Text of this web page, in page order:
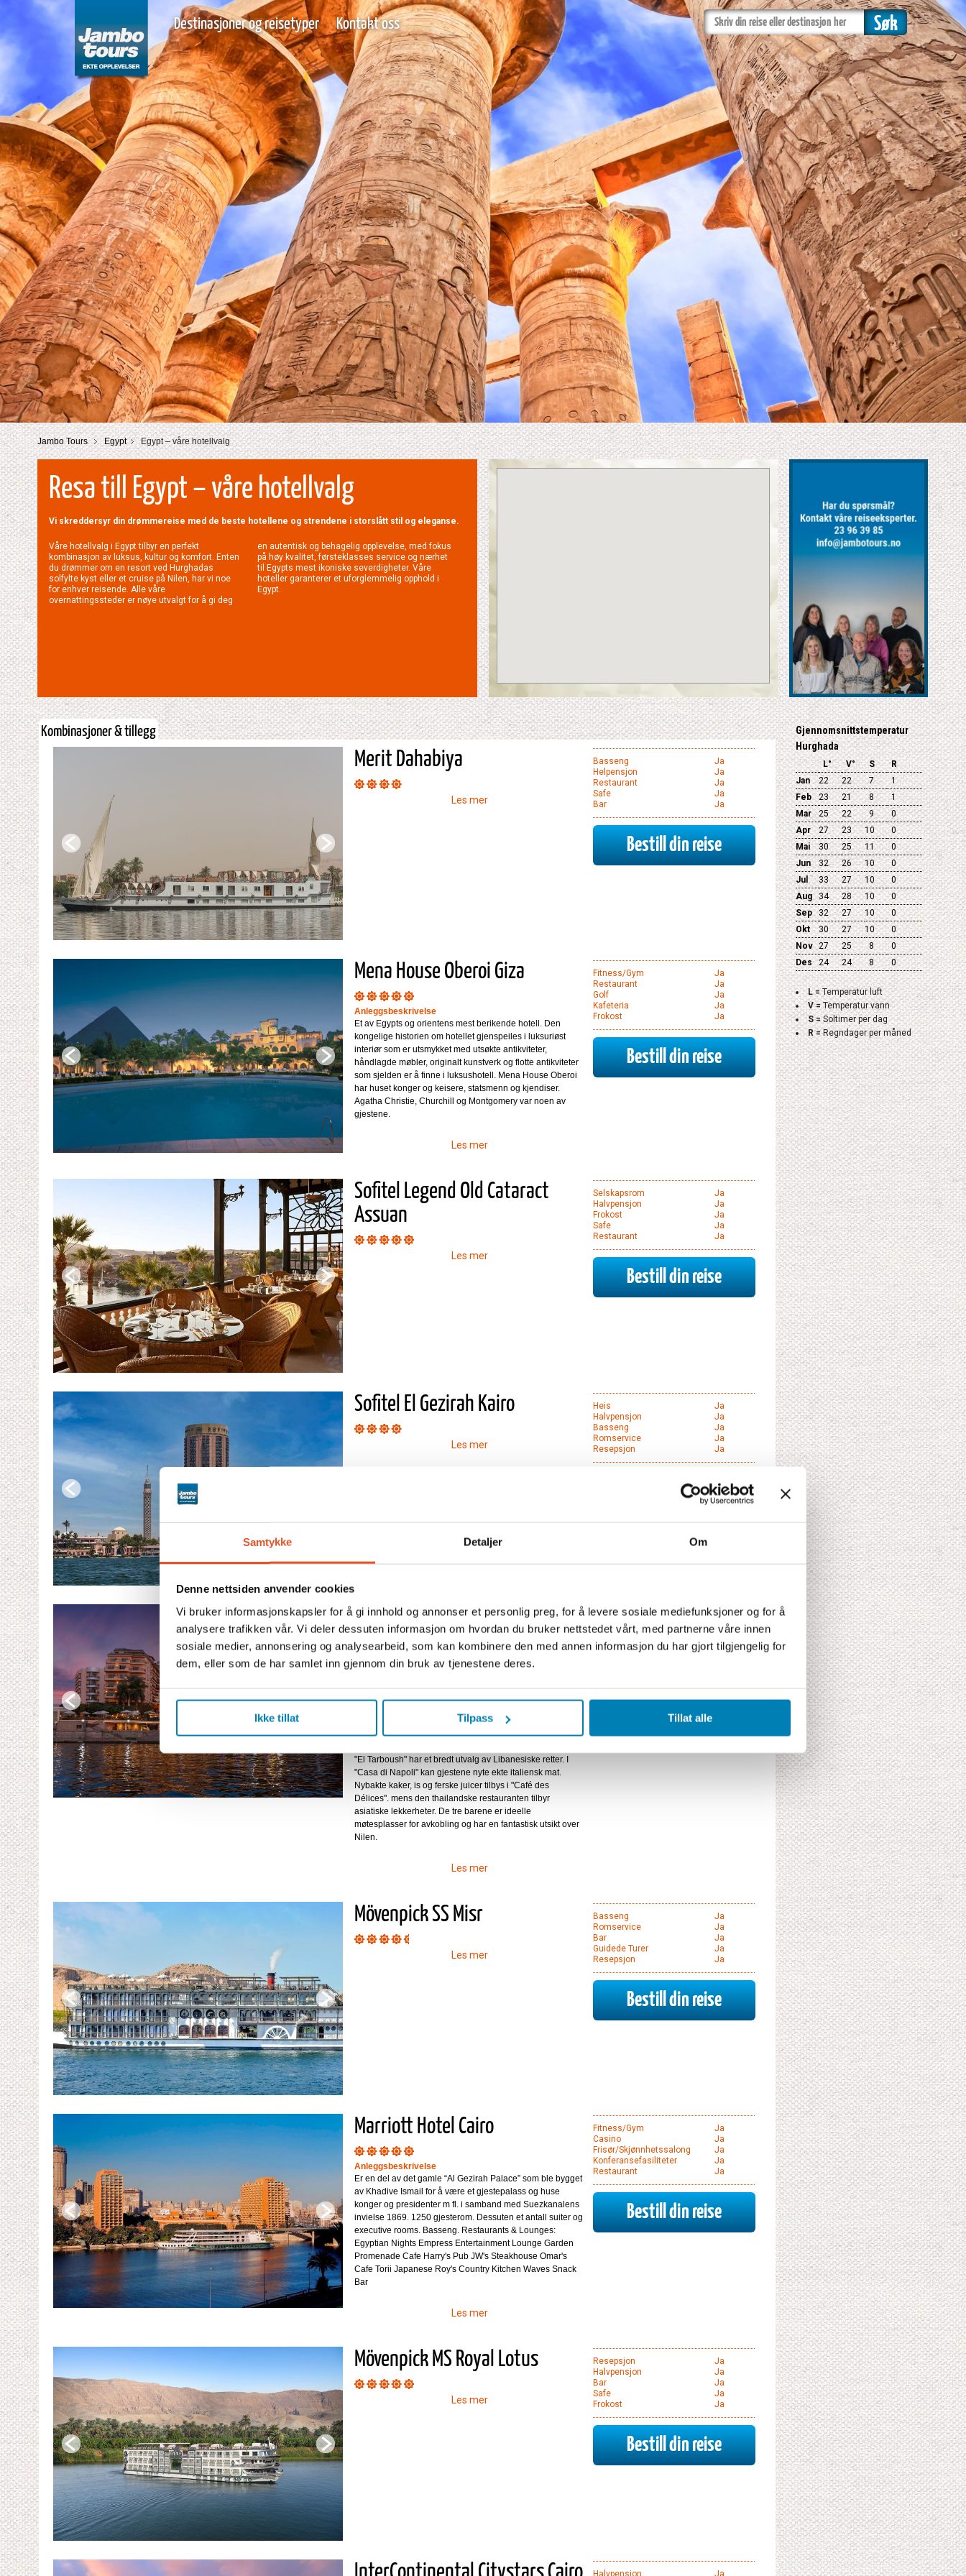
Samtykke Detaljer Om
Denne nettsiden anvender cookies
Vi bruker informasjonskapsler for å gi innhold og annonser et personlig preg, for å levere sosiale mediefunksjoner og for å
analysere trafikken vår. Vi deler dessuten informasjon om hvordan du bruker nettstedet vårt, med partnerne våre innen
sosiale medier, annonsering og analysearbeid, som kan kombinere den med annen informasjon du har gjort tilgjengelig for
dem, eller som de har samlet inn gjennom din bruk av tjenestene deres.
Ikke tillat Tilpass Tillat alle
Destinasjoner og reisetyper Kontakt oss
Jambo Tours Egypt Egypt – våre hotellvalg
Resa till Egypt – våre hotellvalg
Vi skreddersyr din drømmereise med de beste hotellene og strendene i storslått stil og eleganse.
Våre hotellvalg i Egypt tilbyr en perfekt
kombinasjon av luksus, kultur og komfort. Enten
du drømmer om en resort ved Hurghadas
solfylte kyst eller et cruise på Nilen, har vi noe
for enhver reisende. Alle våre
overnattingssteder er nøye utvalgt for å gi deg
en autentisk og behagelig opplevelse, med fokus
på høy kvalitet, førsteklasses service og nærhet
til Egypts mest ikoniske severdigheter. Våre
hoteller garanterer et uforglemmelig opphold i
Egypt.
Kombinasjoner & tillegg
Merit Dahabiya
Les mer
Basseng
Ja
Helpensjon
Ja
Restaurant
Ja
Safe
Ja
Bar
Ja
Bestill din reise
Mena House Oberoi Giza
Anleggsbeskrivelse
Et av Egypts og orientens mest berikende hotell. Den
kongelige historien om hotellet gjenspeiles i luksuriøst
interiør som er utsmykket med utsøkte antikviteter,
håndlagde møbler, originalt kunstverk og flotte antikviteter
som sjelden er å finne i luksushotell. Mena House Oberoi
har huset konger og keisere, statsmenn og kjendiser.
Agatha Christie, Churchill og Montgomery var noen av
gjestene.
Les mer
Fitness/Gym
Ja
Restaurant
Ja
Golf
Ja
Kafeteria
Ja
Frokost
Ja
Bestill din reise
Sofitel Legend Old Cataract
Assuan
Les mer
Selskapsrom
Ja
Halvpensjon
Ja
Frokost
Ja
Safe
Ja
Restaurant
Ja
Bestill din reise
Sofitel El Gezirah Kairo
Les mer
Heis
Ja
Halvpensjon
Ja
Basseng
Ja
Romservice
Ja
Resepsjon
Ja
Bestill din reise
Steigenberger Nile Palace
I Luxor, "The City of Palaces", bør bostedet også passe for
atmosfære. Restaurantene overrasker gjestene med
gourmet mat. Den store restauranten "The Nubian", tilbyr et
"El Tarboush" har et bredt utvalg av Libanesiske retter. I
"Casa di Napoli" kan gjestene nyte ekte italiensk mat.
Nybakte kaker, is og ferske juicer tilbys i "Café des
Délices". mens den thailandske restauranten tilbyr
asiatiske lekkerheter. De tre barene er ideelle
møtesplasser for avkobling og har en fantastisk utsikt over
Nilen.
Les mer
Fitness/Gym
Ja
Konferansefasiliteter
Ja
Restaurant
Ja
Golf
Ja
Bestill din reise
Mövenpick SS Misr
Les mer
Basseng
Ja
Romservice
Ja
Bar
Ja
Guidede Turer
Ja
Resepsjon
Ja
Bestill din reise
Marriott Hotel Cairo
Anleggsbeskrivelse
Er en del av det gamle “Al Gezirah Palace” som ble bygget
av Khadive Ismail for å være et gjestepalass og huse
konger og presidenter m fl. i samband med Suezkanalens
invielse 1869. 1250 gjesterom. Dessuten et antall suiter og
executive rooms. Basseng. Restaurants & Lounges:
Egyptian Nights Empress Entertainment Lounge Garden
Promenade Cafe Harry's Pub JW's Steakhouse Omar's
Cafe Torii Japanese Roy's Country Kitchen Waves Snack
Bar
Les mer
Fitness/Gym
Ja
Casino
Ja
Frisør/Skjønnhetssalong
Ja
Konferansefasiliteter
Ja
Restaurant
Ja
Bestill din reise
Mövenpick MS Royal Lotus
Les mer
Resepsjon
Ja
Halvpensjon
Ja
Bar
Ja
Safe
Ja
Frokost
Ja
Bestill din reise
Halvpensjon Ja
Gjennomsnittstemperatur
Hurghada
L° V° S
R
Jan
22 22 7
1
Feb
23 21 8
1
Mar
25 22 9
0
Apr
27 23 10
0
Mai
30 25 11
0
Jun
32 26 10
0
Jul
33 27 10
0
Aug
34 28 10
0
Sep
32 27 10
0
Okt
30 27 10
0
Nov 27 25 8
0
Des
24 24 8 0
L =Temperatur luft
V =Temperatur vann
S =Soltimer per dag
R =Regndager per måned
XClose